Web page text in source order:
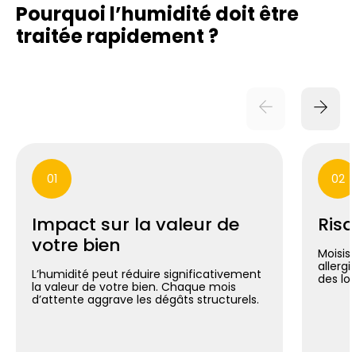
Pourquoi l’humidité doit être
traitée rapidement ?
01
Impact sur la valeur de
votre bien
L’humidité peut réduire significativement
la valeur de votre bien. Chaque mois
d’attente aggrave les dégâts structurels.
02
des